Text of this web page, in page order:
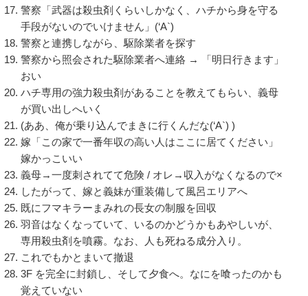
警察「武器は殺虫剤くらいしかなく、ハチから身を守る
手段がないのでいけません」(‘A`)
警察と連携しながら、駆除業者を探す
警察から照会された駆除業者へ連絡 → 「明日行きます」
おい
ハチ専用の強力殺虫剤があることを教えてもらい、義母
が買い出しへいく
(ああ、俺が乗り込んでまきに行くんだな(‘A`) )
嫁「この家で一番年収の高い人はここに居てください」
嫁かっこいい
義母→一度刺されてて危険 / オレ→収入がなくなるので×
したがって、嫁と義妹が重装備して風呂エリアへ
既にフマキラーまみれの長女の制服を回収
羽音はなくなっていて、いるのかどうかもあやしいが、
専用殺虫剤を噴霧。なお、人も死ねる成分入り。
これでもかとまいて撤退
3F を完全に封鎖し、そして夕食へ。なにを喰ったのかも
覚えていない